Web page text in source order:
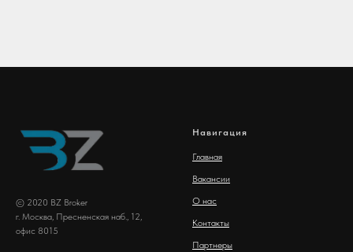
© 2020 BZ Broker
г. Москва, Пресненская наб., 12,
офис 8015
Навигация
Главная
Вакансии
О нас
Контакты
Партнеры